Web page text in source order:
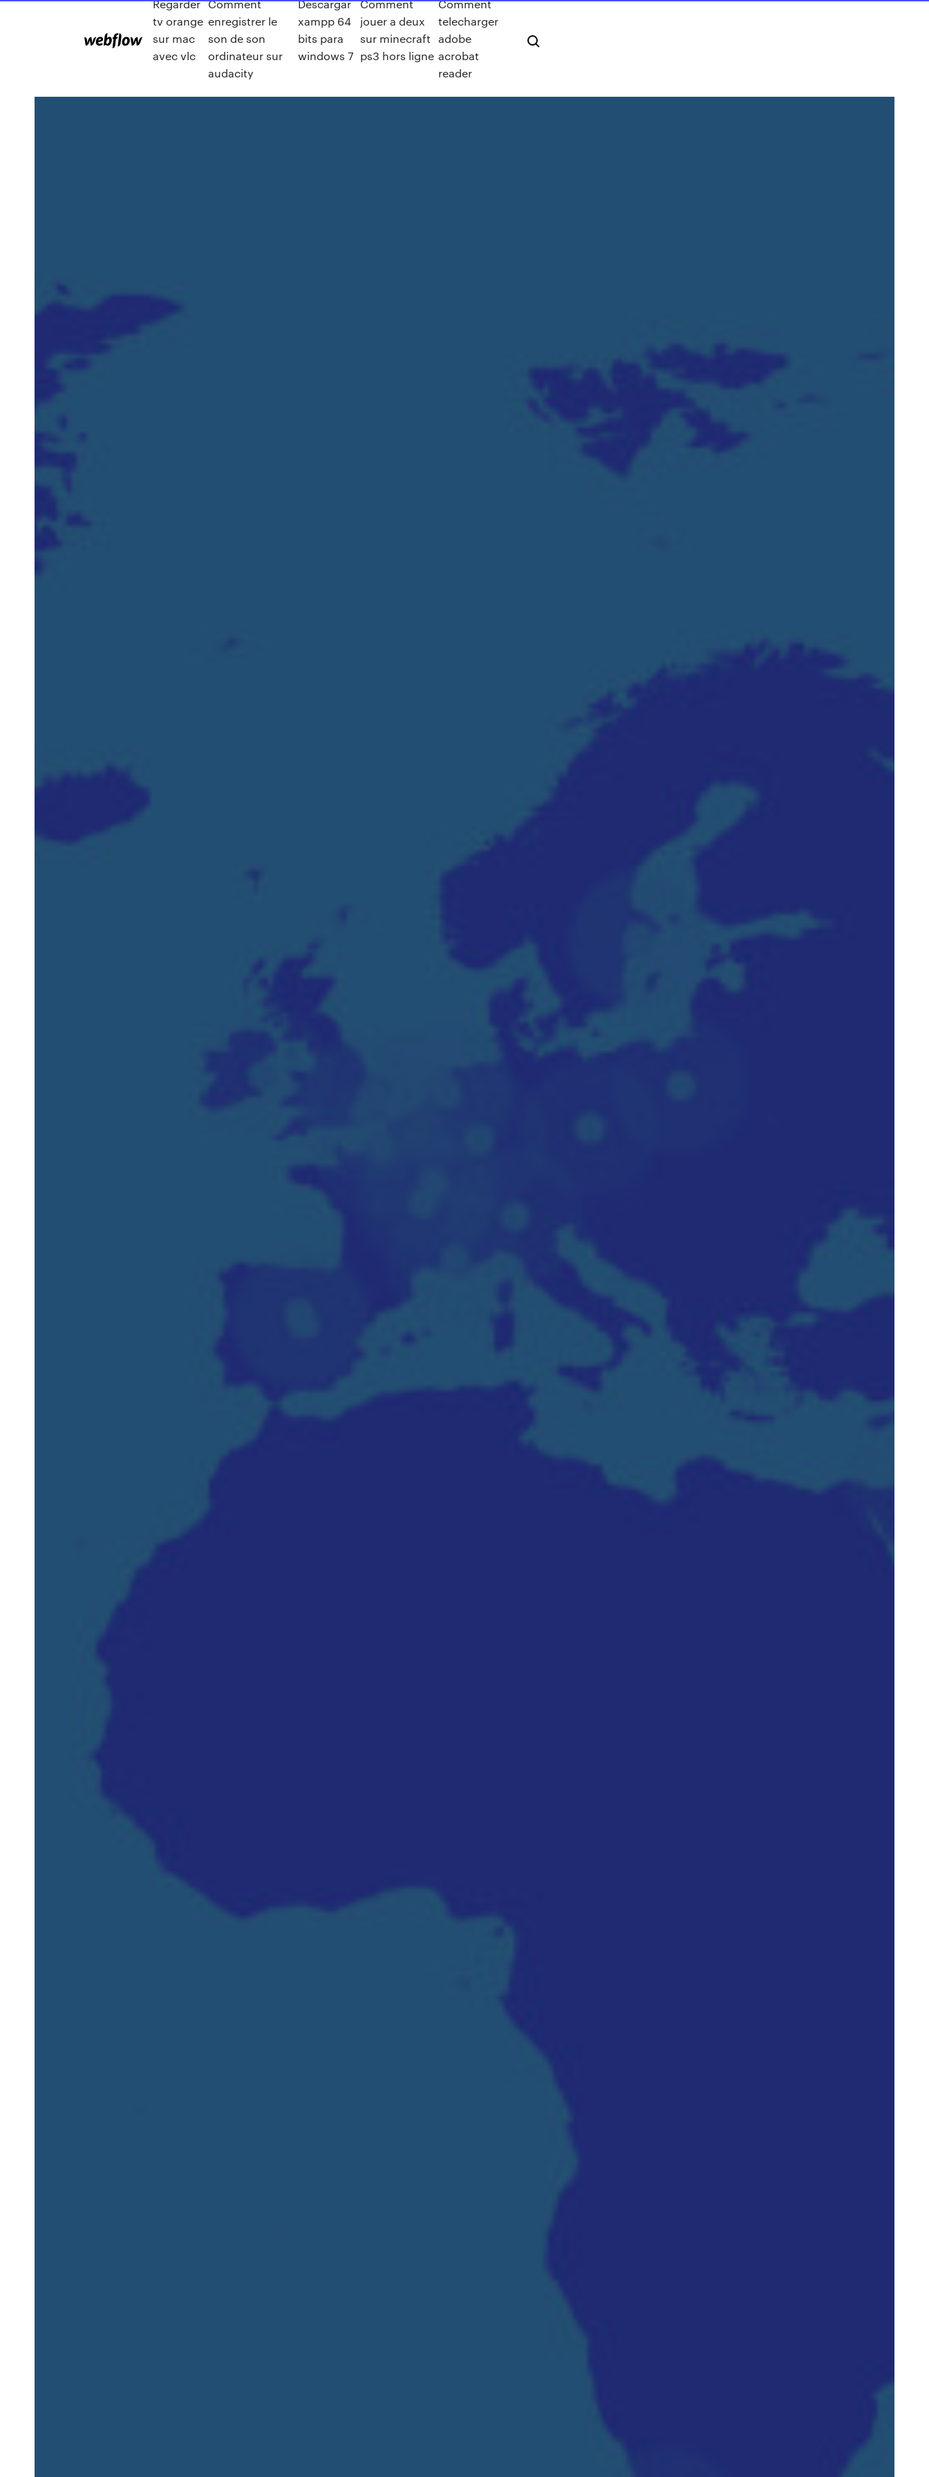
Regarder
tv orange
sur mac
avec vlc
Comment
enregistrer le
son de son
ordinateur sur
audacity
Descargar
xampp 64
bits para
windows 7
Comment
jouer a deux
sur minecraft
ps3 hors ligne
Comment
telecharger
adobe
acrobat
reader